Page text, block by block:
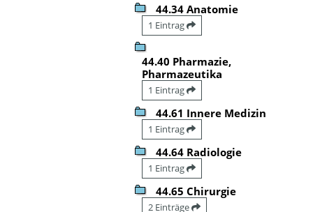
44.34 Anatomie
1 Eintrag
44.40 Pharmazie,
Pharmazeutika
1 Eintrag
44.61 Innere Medizin
1 Eintrag
44.64 Radiologie
1 Eintrag
44.65 Chirurgie
2 Einträge